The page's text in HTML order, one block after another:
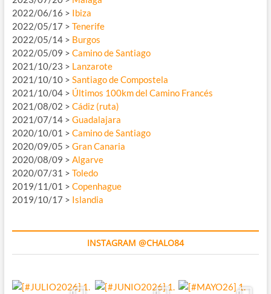
2022/06/16 > Ibiza
2022/05/17 > Tenerife
2022/05/14 > Burgos
2022/05/09 > Camino de Santiago
2021/10/23 > Lanzarote
2021/10/10 > Santiago de Compostela
2021/10/04 > Últimos 100km del Camino Francés
2021/08/02 > Cádiz (ruta)
2021/07/14 > Guadalajara
2020/10/01 > Camino de Santiago
2020/09/05 > Gran Canaria
2020/08/09 > Algarve
2020/07/31 > Toledo
2019/11/01 > Copenhague
2019/10/17 > Islandia
INSTAGRAM @CHALO84